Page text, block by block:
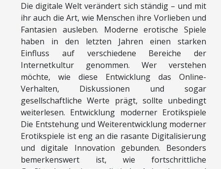
Die digitale Welt verändert sich ständig – und mit
ihr auch die Art, wie Menschen ihre Vorlieben und
Fantasien ausleben. Moderne erotische Spiele
haben in den letzten Jahren einen starken
Einfluss auf verschiedene Bereiche der
Internetkultur genommen. Wer verstehen
möchte, wie diese Entwicklung das Online-
Verhalten, Diskussionen und sogar
gesellschaftliche Werte prägt, sollte unbedingt
weiterlesen. Entwicklung moderner Erotikspiele
Die Entstehung und Weiterentwicklung moderner
Erotikspiele ist eng an die rasante Digitalisierung
und digitale Innovation gebunden. Besonders
bemerkenswert ist, wie fortschrittliche